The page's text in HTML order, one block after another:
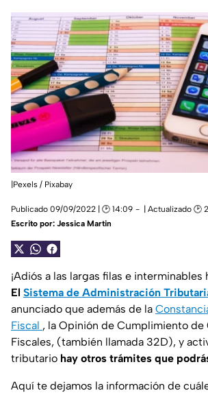
|Pexels / Pixabay
Publicado 09/09/2022 | 🕑 14:09 | Actualizado 🕑
Escrito por: Jessica Martin
¡Adiós a las largas filas e interminables
El Sistema de Administración
anunciado que además de la
Fiscal , la Opinión de Cumplimiento de
Fiscales, (también llamada 32D), y
tributario hay otros trámites que
Aquí te dejamos la información de